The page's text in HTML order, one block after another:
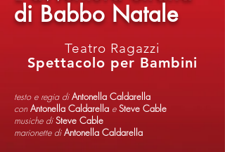
di Babbo Natale
Spettacolo per Bambini
Teatro Ragazzi
testo e regia di Antonella Caldarella
con Antonella Caldarella eSteve Cable
musiche diSteve Cable
marionette diAntonella Caldarella